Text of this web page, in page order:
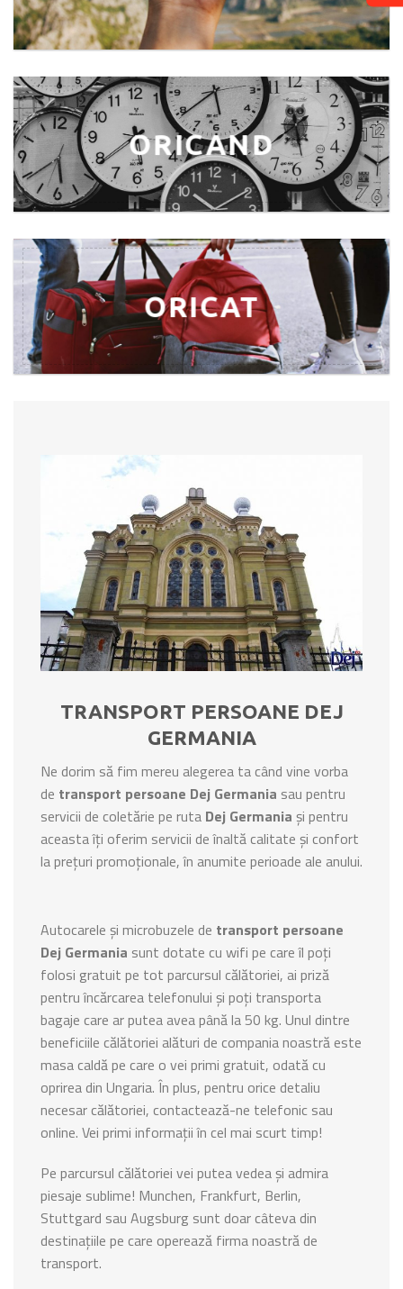
ORICAND
ORICAT
TRANSPORT PERSOANE DEJ
GERMANIA
Ne dorim să fim mereu alegerea ta când vine vorba
de transport persoane Dej Germania sau pentru
servicii de coletărie pe ruta Dej Germania și pentru
aceasta îți oferim servicii de înaltă calitate și confort
la prețuri promoționale, în anumite perioade ale anului.
Autocarele și microbuzele de transport persoane
Dej Germania sunt dotate cu wifi pe care îl poți
folosi gratuit pe tot parcursul călătoriei, ai priză
pentru încărcarea telefonului și poți transporta
bagaje care ar putea avea până la 50 kg. Unul dintre
beneficiile călătoriei alături de compania noastră este
masa caldă pe care o vei primi gratuit, odată cu
oprirea din Ungaria. În plus, pentru orice detaliu
necesar călătoriei, contactează-ne telefonic sau
online. Vei primi informații în cel mai scurt timp!
Pe parcursul călătoriei vei putea vedea și admira
piesaje sublime! Munchen, Frankfurt, Berlin,
Stuttgard sau Augsburg sunt doar câteva din
destinațiile pe care operează firma noastră de
transport.